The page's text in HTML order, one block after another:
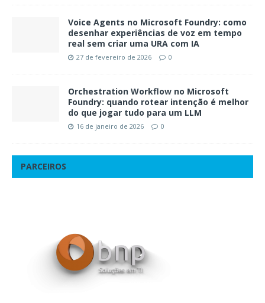
Voice Agents no Microsoft Foundry: como
desenhar experiências de voz em tempo
real sem criar uma URA com IA
27 de fevereiro de 2026 0
Orchestration Workflow no Microsoft
Foundry: quando rotear intenção é melhor
do que jogar tudo para um LLM
16 de janeiro de 2026 0
PARCEIROS